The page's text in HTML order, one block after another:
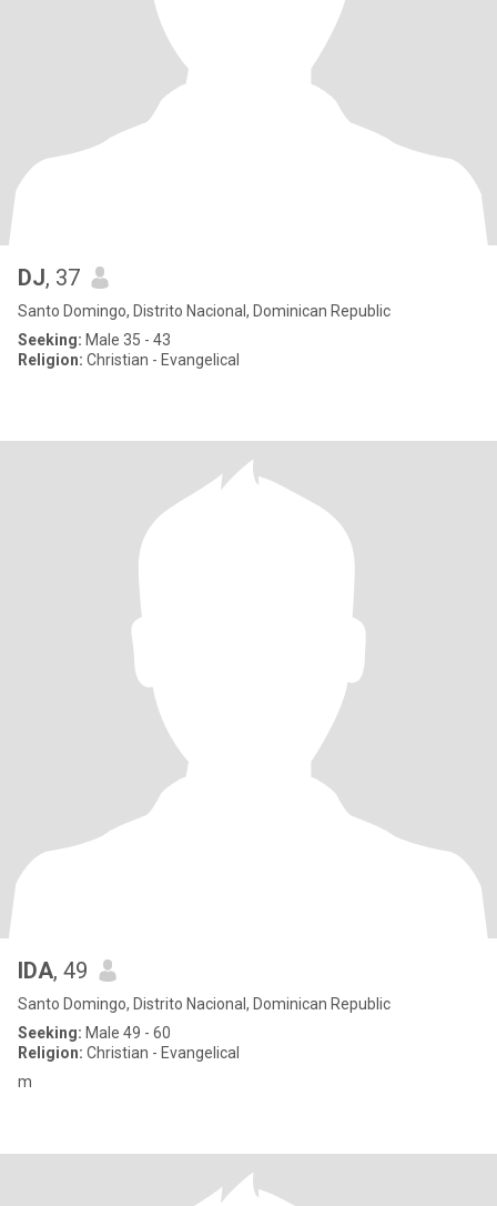
DJ, 37
Santo Domingo, Distrito Nacional, Dominican Republic
Seeking: Male 35 - 43
Religion: Christian - Evangelical
IDA, 49
Santo Domingo, Distrito Nacional, Dominican Republic
Seeking: Male 49 - 60
Religion: Christian - Evangelical
m